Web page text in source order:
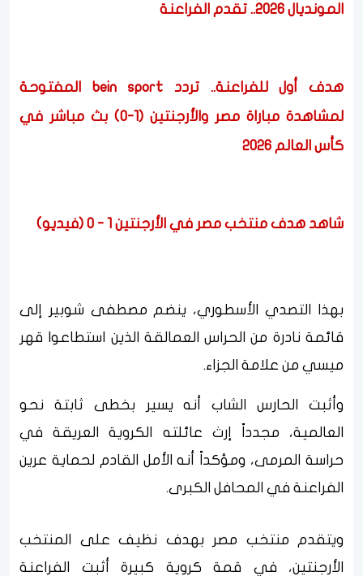
المونديال 2026.. تقدم الفراعنة
هدف أول للفراعنة.. تردد bein sport المفتوحة
لمشاهدة مباراة مصر والأرجنتين (1-0) بث مباشر في
كأس العالم 2026
شاهد هدف منتخب مصر في الأرجنتين 1 - 0 (فيديو)
بهذا التصدي الأسطوري، ينضم مصطفى شوبير إلى
قائمة نادرة من الحراس العمالقة الذين استطاعوا قهر
ميسي من علامة الجزاء.
وأثبت الحارس الشاب أنه يسير بخطى ثابتة نحو
العالمية، مجدداً إرث عائلته الكروية العريقة في
حراسة المرمى، ومؤكداً أنه الأمل القادم لحماية عرين
الفراعنة في المحافل الكبرى.
ويتقدم منتخب مصر بهدف نظيف على المنتخب
الأرجنتين، في قمة كروية كبيرة أثبت الفراعنة